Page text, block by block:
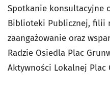
Spotkanie konsultacyjne
Biblioteki Publicznej, filii
zaangażowanie oraz
Radzie Osiedla Plac
Aktywności Lokalnej Plac